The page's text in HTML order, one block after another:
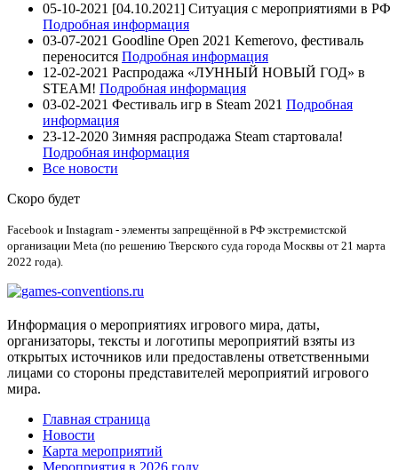
05-10-2021 [04.10.2021] Ситуация с мероприятиями в РФ
Подробная информация
03-07-2021 Goodline Open 2021 Kemerovo, фестиваль
переносится Подробная информация
12-02-2021 Распродажа «ЛУННЫЙ НОВЫЙ ГОД» в
STEAM! Подробная информация
03-02-2021 Фестиваль игр в Steam 2021 Подробная
информация
23-12-2020 Зимняя распродажа Steam стартовала!
Подробная информация
Все новости
Скоро будет
Facebook и Instagram - элементы запрещённой в РФ экстремистской
организации Meta (по решению Тверского суда города Москвы от 21 марта
2022 года).
Информация о мероприятиях игрового мира, даты,
организаторы, тексты и логотипы мероприятий взяты из
открытых источников или предоставлены ответственными
лицами со стороны представителей мероприятий игрового
мира.
Главная страница
Новости
Карта мероприятий